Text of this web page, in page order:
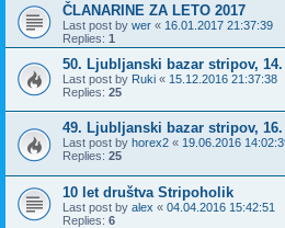
ČLANARINE ZA LETO 2017
Last post by wer « 16.01.2017 21:37:39
Replies: 1
50. Ljubljanski bazar stripov,
Last post by Ruki « 15.12.2016 21:37:38
Replies: 25
49. Ljubljanski bazar stripov,
Last post by horex2 « 19.06.2016
Replies: 25
10 let društva Stripoholik
Last post by alex « 04.04.2016 15:42:51
Replies: 6